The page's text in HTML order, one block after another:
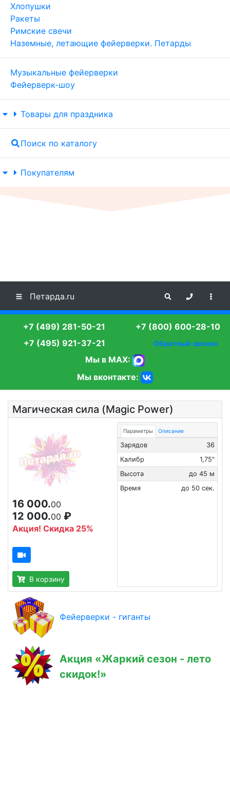
Хлопушки
Ракеты
Римские свечи
Наземные, летающие фейерверки. Петарды
Музыкальные фейерверки
Фейерверк-шоу
Товары для праздника
Поиск по каталогу
Покупателям
Петарда.ru
+7 (499) 281-50-21
+7 (495) 921-37-21
+7 (800) 600-28-10
Обратный звонок
Мы в MAX:
Мы вконтакте:
Магическая сила (Magic Power)
16 000.00
12 000.00 ₽
Акция! Скидка 25%
В корзину
Параметры Описание
Зарядов
36
Калибр
1,75"
Высота
до 45 м
Время
до 50 сек.
Фейерверки - гиганты
Акция «Жаркий сезон - лето
скидок!»